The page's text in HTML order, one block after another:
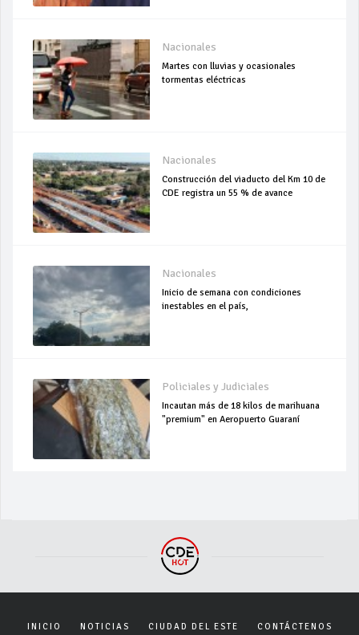
Nacionales
Martes con lluvias y ocasionales
tormentas eléctricas
Nacionales
Construcción del viaducto del Km 10 de
CDE registra un 55 % de avance
Nacionales
Inicio de semana con condiciones
inestables en el país,
Policiales y Judiciales
Incautan más de 18 kilos de marihuana
"premium" en Aeropuerto Guaraní
INICIO NOTICIAS CIUDAD DEL ESTE CONTÁCTENOS